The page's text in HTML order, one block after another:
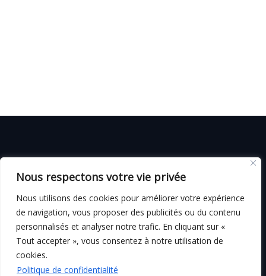
Nous respectons votre vie privée
Nous utilisons des cookies pour améliorer votre expérience
de navigation, vous proposer des publicités ou du contenu
personnalisés et analyser notre trafic. En cliquant sur «
Tout accepter », vous consentez à notre utilisation de
cookies.
Politique de confidentialité
CGV